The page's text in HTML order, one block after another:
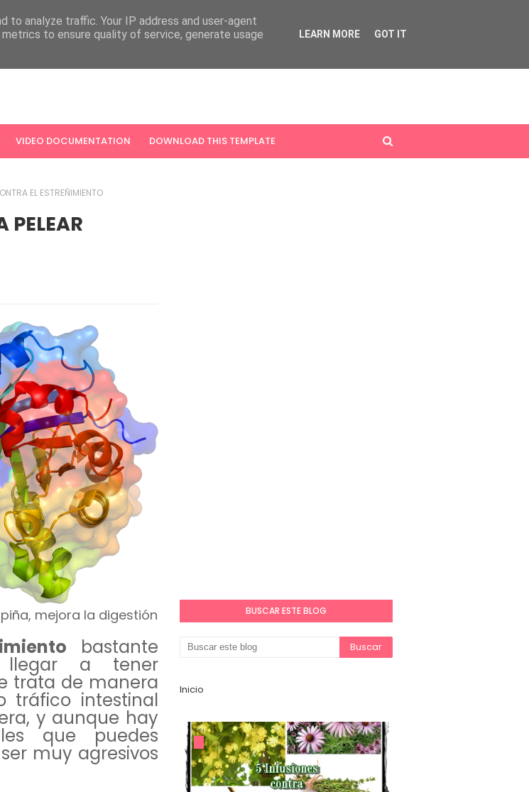
VIDEO DOCUMENTATION DOWNLOAD THIS TEMPLATE
EL ESTREÑIMIENTO
PELEAR
mejora la digestión
bastante
llegar a tener
trata de manera
tráfico intestinal
y aunque hay
que puedes
muy agresivos
BUSCAR ESTE BLOG
Inicio
to analyze traffic. Your IP address and user-agent
to ensure quality of service, generate usage
LEARN MORE GOT IT